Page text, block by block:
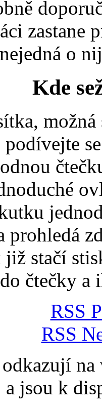
zastane
o
Kde
prohledá
již stačí
čtečky a
RSS
RSS
na
a jsou k